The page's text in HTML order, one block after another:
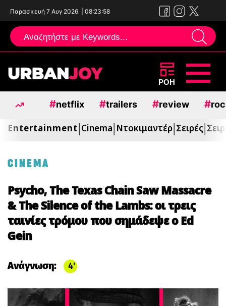
Παρασκευή 7 Αυγ 2026 08:24:00
Μεταπηδήστε
περιεχόμενο
ΡΟΗ
#netflix #trailers #review #
Entertainment Cinema Ντοκιμαντέρ Σειρές
CINEMA
Psycho, The Texas Chain Saw Massacre
& The Silence of the Lambs: οι τρεις
ταινίες τρόμου που σημάδεψε ο Ed
Gein
Ανάγνωση: 4